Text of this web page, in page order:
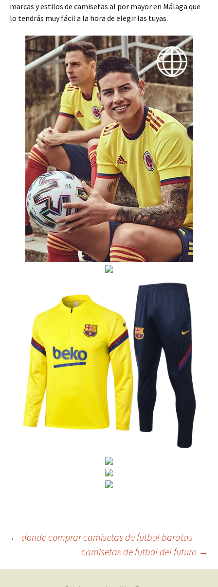
marcas y estilos de camisetas al por mayor en Málaga que
lo tendrás muy fácil a la hora de elegir las tuyas.
Navegación
de
← donde comprar camisetas de futbol baratas
camisetas de futbol del futuro →